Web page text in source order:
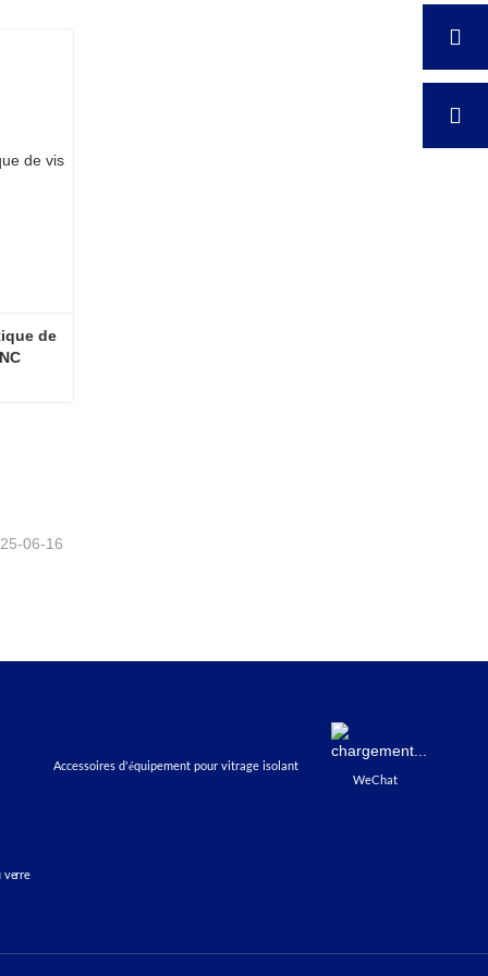
de
06-16
verre
Accessoires d'équipement pour vitrage isolant
WeChat